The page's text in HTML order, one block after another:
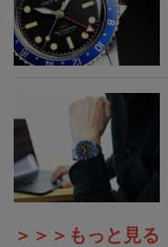
＞＞＞もっと見る